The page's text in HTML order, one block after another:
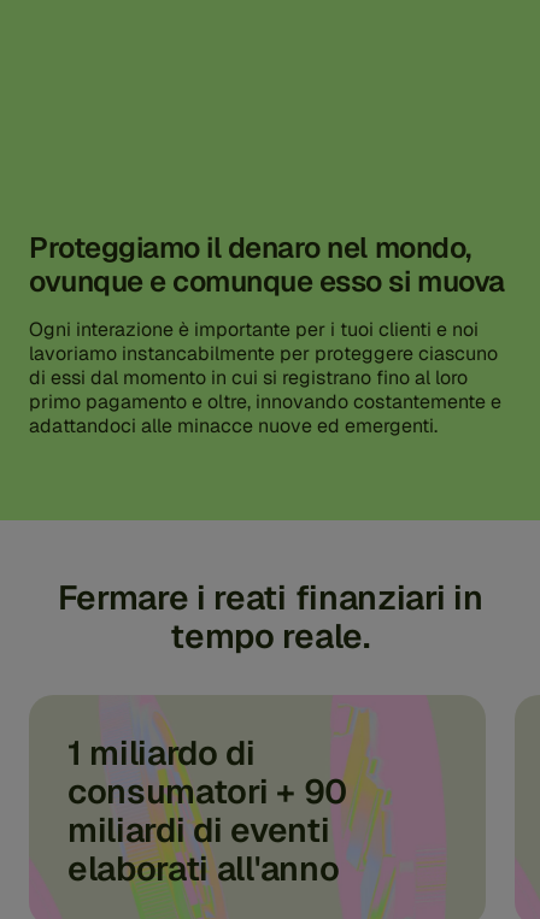
Proteggiamo il denaro nel mondo,
ovunque e comunque esso si muova
Ogni interazione è importante per i tuoi clienti e noi
lavoriamo instancabilmente per proteggere ciascuno
di essi dal momento in cui si registrano fino al loro
primo pagamento e oltre, innovando costantemente e
adattandoci alle minacce nuove ed emergenti.
Fermare i reati finanziari in
tempo reale.
1 miliardo di
consumatori + 90
miliardi di eventi
elaborati all'anno